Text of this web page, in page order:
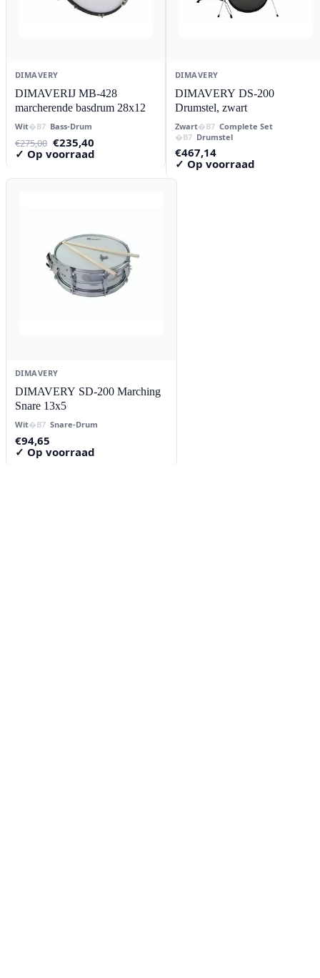
DIMAVERY
DIMAVERIJ MB-428
marcherende basdrum 28x12
Wit Bass-Drum
€275,00 Oorspronkelijke
prijs
€275,00.
€235,40
prijs
€235,40.
✓ Op voorraad
DIMAVERY
DIMAVERY DS-200
Drumstel, zwart
Zwart
Complete Set
Drumstel
€467,14
✓ Op voorraad
DIMAVERY
DIMAVERY SD-200 Marching
Snare 13x5
Wit Snare-Drum
€94,65
✓ Op voorraad